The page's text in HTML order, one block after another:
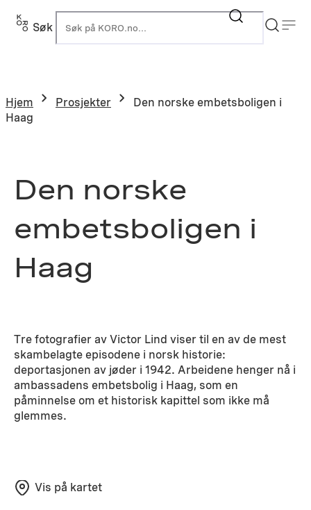
Hopp
Søk
Hjem Prosjekter
Den norske embetsboligen i
Haag
Den norske
embetsboligen i
Haag
Tre fotografier av Victor Lind viser til en av de mest
skambelagte episodene i norsk historie:
deportasjonen av jøder i 1942. Arbeidene henger nå i
ambassadens embetsbolig i Haag, som en
påminnelse om et historisk kapittel som ikke må
glemmes.
Vis på kartet